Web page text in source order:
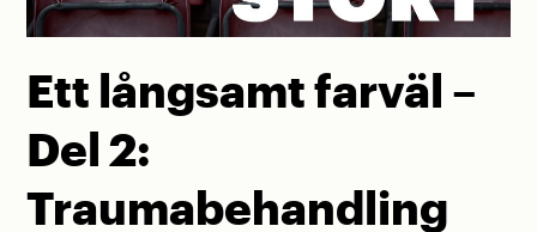
Ett långsamt farväl –
Del 2:
Traumabehandling